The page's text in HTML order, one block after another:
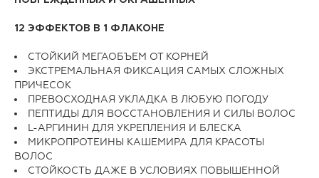
12 ЭФФЕКТОВ В 1 ФЛАКОНЕ
СТОЙКИЙ МЕГАОБЪЕМ ОТ КОРНЕЙ
ЭКСТРЕМАЛЬНАЯ ФИКСАЦИЯ САМЫХ СЛОЖНЫХ
ПРИЧЕСОК
ПРЕВОСХОДНАЯ УКЛАДКА В ЛЮБУЮ ПОГОДУ
ПЕПТИДЫ ДЛЯ ВОССТАНОВЛЕНИЯ И СИЛЫ ВОЛОС
L-АРГИНИН ДЛЯ УКРЕПЛЕНИЯ И БЛЕСКА
МИКРОПРОТЕИНЫ КАШЕМИРА ДЛЯ КРАСОТЫ
ВОЛОС
СТОЙКОСТЬ ДАЖЕ В УСЛОВИЯХ ПОВЫШЕННОЙ